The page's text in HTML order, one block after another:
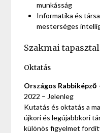
munkásság
Informatika és
mesterséges
Szakmai
Oktatás
Országos Rabbiképző
2022 – Jelenleg
Kutatás és oktatás a
újkori és legújabbkori
különös figyelmet